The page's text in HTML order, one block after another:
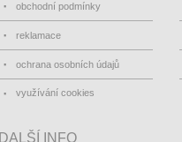
obchodní podmínky
reklamace
ochrana osobních údajů
využívání cookies
DALŠÍ INFO